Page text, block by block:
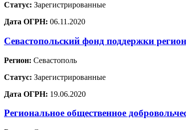
Статус: Зарегистрированные
Дата ОГРН: 06.11.2020
Севастопольский фонд поддержки
Регион: Севастополь
Статус: Зарегистрированные
Дата ОГРН: 19.06.2020
Региональное общественное